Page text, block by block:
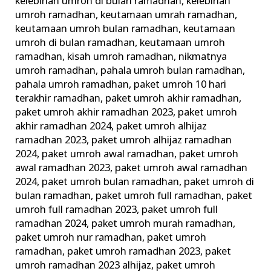
umroh ramadhan, keutamaan umrah ramadhan,
keutamaan umroh bulan ramadhan, keutamaan
umroh di bulan ramadhan, keutamaan umroh
ramadhan, kisah umroh ramadhan, nikmatnya
umroh ramadhan, pahala umroh bulan ramadhan,
pahala umroh ramadhan, paket umroh 10 hari
terakhir ramadhan, paket umroh akhir ramadhan,
paket umroh akhir ramadhan 2023, paket umroh
akhir ramadhan 2024, paket umroh alhijaz
ramadhan 2023, paket umroh alhijaz ramadhan
2024, paket umroh awal ramadhan, paket umroh
awal ramadhan 2023, paket umroh awal ramadhan
2024, paket umroh bulan ramadhan, paket umroh di
bulan ramadhan, paket umroh full ramadhan, paket
umroh full ramadhan 2023, paket umroh full
ramadhan 2024, paket umroh murah ramadhan,
paket umroh nur ramadhan, paket umroh
ramadhan, paket umroh ramadhan 2023, paket
umroh ramadhan 2023 alhijaz, paket umroh